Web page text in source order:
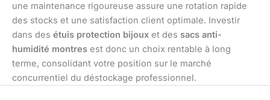
une maintenance rigoureuse assure une rotation rapide
des stocks et une satisfaction client optimale. Investir
dans des étuis protection bijoux et des sacs anti-
humidité montres est donc un choix rentable à long
terme, consolidant votre position sur le marché
concurrentiel du déstockage professionnel.